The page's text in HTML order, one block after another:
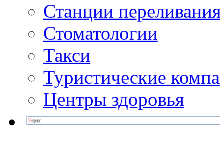
Станции
Стоматологии
Такси
Туристические
Центры здоровья